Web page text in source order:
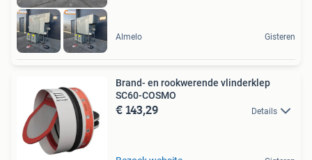
Almelo Gisteren
Brand- en rookwerende vlinderklep
SC60-COSMO
€ 143,29 Details